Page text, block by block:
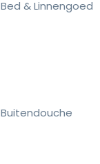
Bed & Linnengoed
Buitendouche